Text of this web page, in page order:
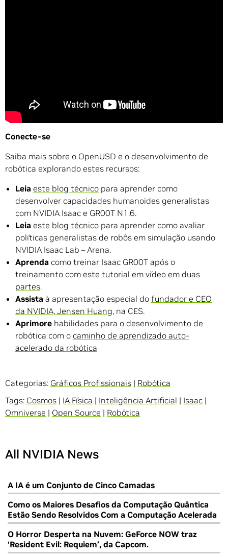
Conecte-se
Saiba mais sobre o OpenUSD e o desenvolvimento de
robótica explorando estes recursos:
Leia este blog técnico para aprender como
desenvolver capacidades humanoides generalistas
com NVIDIA Isaac e GR00T N1.6.
Leia este blog técnico para aprender como avaliar
políticas generalistas de robôs em simulação usando
NVIDIA Isaac Lab – Arena.
Aprenda como treinar Isaac GR00T após o
treinamento com este tutorial em vídeo em duas
partes.
Assista à apresentação especial do fundador e CEO
da NVIDIA, Jensen Huang, na CES.
Aprimore habilidades para o desenvolvimento de
robótica com o caminho de aprendizado auto-
acelerado da robótica
Categorias: Gráficos Profissionais | Robótica
Tags: Cosmos | IA Física | Inteligência Artificial | Isaac |
Omniverse | Open Source | Robótica
All NVIDIA News
A IA é um Conjunto de Cinco Camadas
Como os Maiores Desafios da Computação Quântica
Estão Sendo Resolvidos Com a Computação Acelerada
O Horror Desperta na Nuvem: GeForce NOW traz
‘Resident Evil: Requiem’, da Capcom.